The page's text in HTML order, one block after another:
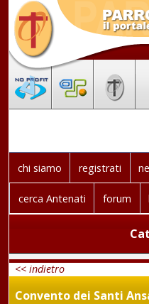
chi siamo registrati
cerca Antenati forum
<< indietro
Convento dei Santi